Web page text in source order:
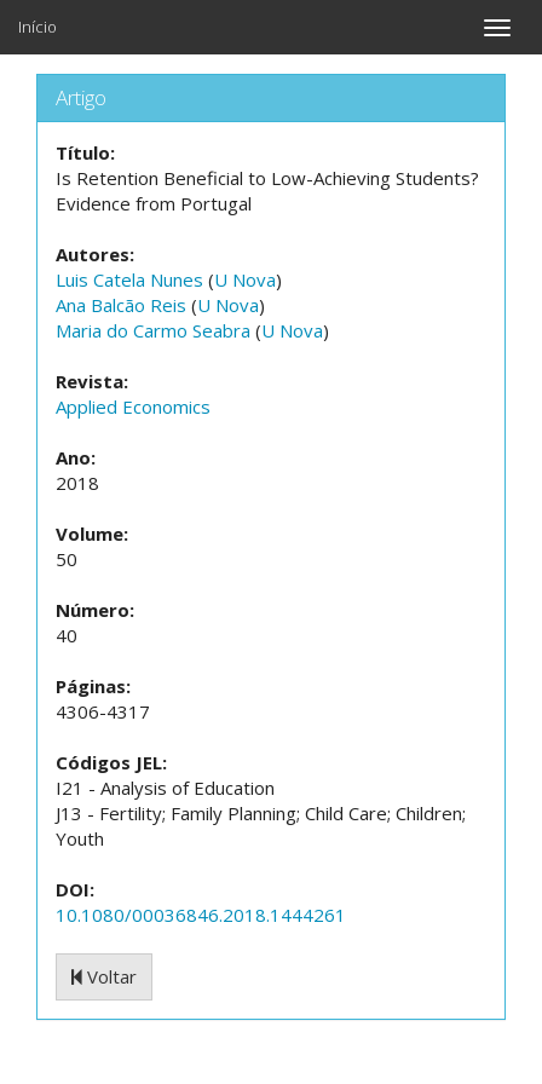
Toggle
Início
Artigo
Título:
Is Retention Beneficial to Low-Achieving Students?
Evidence from Portugal
Autores:
Luis Catela Nunes (U Nova)
Ana Balcão Reis (U Nova)
Maria do Carmo Seabra (U Nova)
Revista:
Applied Economics
Ano:
2018
Volume:
50
Número:
40
Páginas:
4306-4317
Códigos JEL:
I21 - Analysis of Education
J13 - Fertility; Family Planning; Child Care; Children;
Youth
DOI:
10.1080/00036846.2018.1444261
Voltar